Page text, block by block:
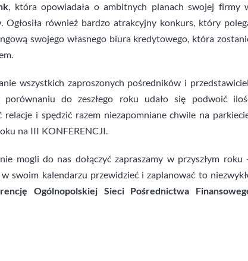
, która opowiadała o ambitnych planach swojej firmy
również bardzo atrakcyjny konkurs, który
swojego własnego biura kredytowego, która
wszystkich zaproszonych pośredników i
do zeszłego roku udało się podwoić
i spędzić razem niezapomniane chwile na
na III KONFERENCJI.
mogli do nas dołączyć zapraszamy w przyszłym roku
swoim kalendarzu przewidzieć i zaplanować to
Ogólnopolskiej Sieci Pośrednictwa